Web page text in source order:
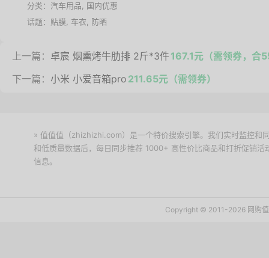
分类： 汽车用品
国内优惠
话题： 贴膜 车衣 防晒
上一篇： 卓宸 烟熏烤牛肋排 2斤*3件167.1元（需领券，合
下一篇： 小米 小爱音箱pro 211.65元（需领券）
» 值值值（zhizhizhi.com）是一个特价搜索引擎。我们实时监控和
和低质量数据后，每日同步推荐 1000+ 高性价比商品和打折促销
信息。
Copyright © 2011-2026 网购